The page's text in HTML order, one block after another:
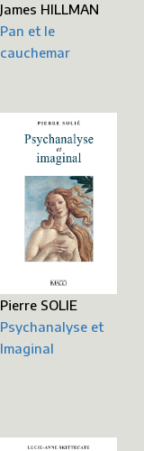
James HILLMAN
Pan et le
cauchemar
Pierre SOLIE
Psychanalyse et
Imaginal